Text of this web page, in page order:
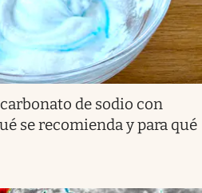
de sodio con
se recomienda y para qué